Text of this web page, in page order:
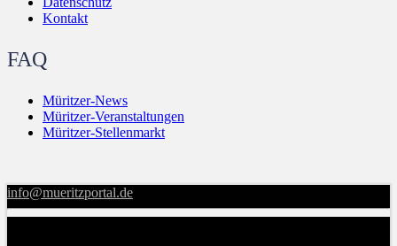
Kontakt
FAQ
Müritzer-News
Müritzer-Veranstaltungen
Müritzer-Stellenmarkt
info@mueritzportal.de